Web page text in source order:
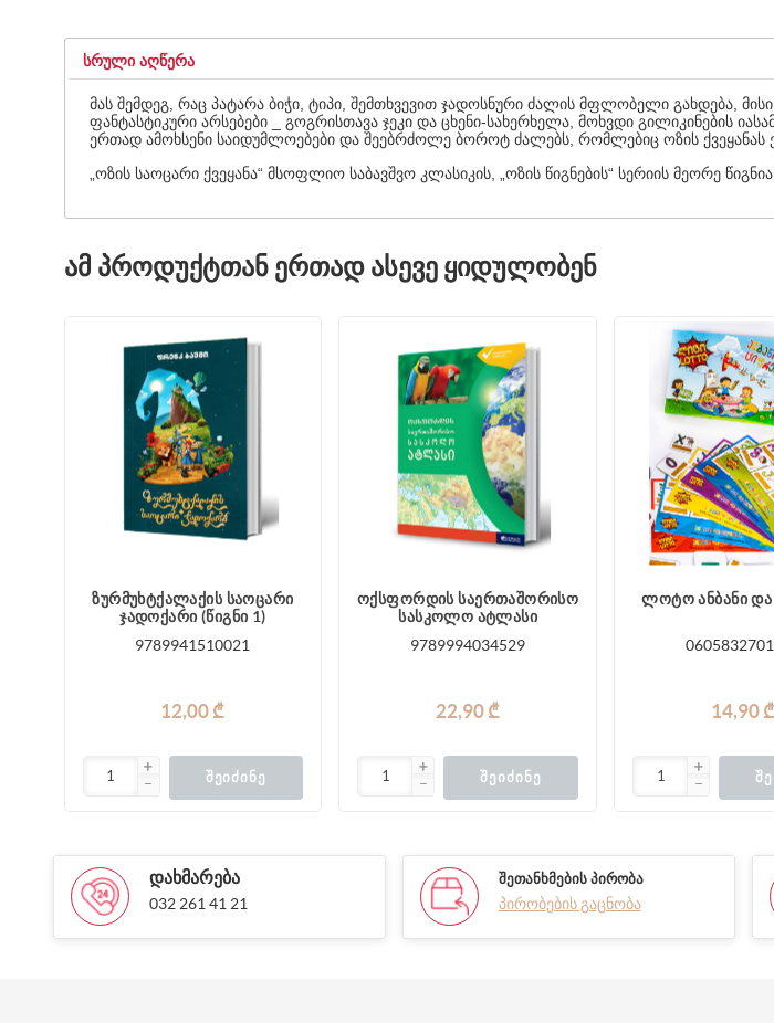
ᲡᲠᲣᲚᲘ ᲐᲦᲬᲔᲠᲐ
მას შემდეგ, რაც პატარა ბიჭი, ტიპი, შემთხვევით ჯადოსნური ძალის მფლობელი გახდება,
ფანტასტიკური არსებები _ გოგრისთავა ჯეკი და ცხენი-სახერხელა, მოხვდი გილიკინების
ერთად ამოხსენი საიდუმლოებები და შეებრძოლე ბოროტ ძალებს, რომლებიც ოზის ქვეყანას
„ოზის საოცარი ქვეყანა“ მსოფლიო საბავშვო კლასიკის, „ოზის წიგნების“ სერიის მეორე
ᲐᲛ ᲞᲠᲝᲓᲣᲥᲢᲗᲐᲜ ᲔᲠᲗᲐᲓ ᲐᲡᲔᲕᲔ ᲧᲘᲓᲣᲚᲝᲑᲔᲜ
ზურმუხტქალაქის საოცარი
ჯადოქარი (წიგნი 1)
9789941510021
12,00 ₾
ᲨᲔᲘᲫᲘᲜᲔ
ოქსფორდის საერთაშორისო
სასკოლო ატლასი
9789994034529
22,90 ₾
ᲨᲔᲘᲫᲘᲜᲔ
ლოტო ანბანი
14,90 ₾
ᲓᲐᲮᲛᲐᲠᲔᲑᲐ
032 261 41 21
ᲨᲔᲗᲐᲜᲮᲛᲔᲑᲘᲡ ᲞᲘᲠᲝᲑᲐ
პირობების გაცნობა